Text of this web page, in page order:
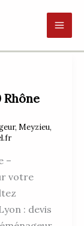
, Meyzieu,
–
votre
: devis